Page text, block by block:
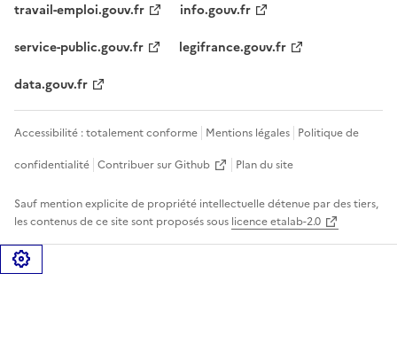
travail-emploi.gouv.fr
info.gouv.fr
service-public.gouv.fr
legifrance.gouv.fr
data.gouv.fr
Accessibilité : totalement conforme Mentions légales Politique de
confidentialité Contribuer sur Github Plan du site
Sauf mention explicite de propriété intellectuelle détenue par des tiers,
les contenus de ce site sont proposés sous licence etalab-2.0
Gérer les cookies